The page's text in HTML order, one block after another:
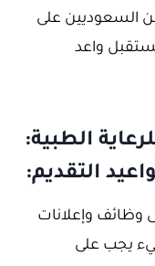
السعوديين على
واعد
الطبية:
التقديم:
وظائف وإعلانات
يجب على